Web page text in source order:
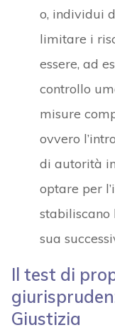
o, individui
limitare i
essere, ad
controllo
misure
ovvero
di autorità
optare per
sua
Il test di
Giustizia